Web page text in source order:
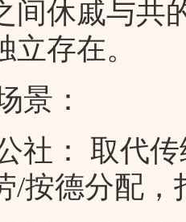
间休戚与共
存在。
：
： 取代传
/按德分配，